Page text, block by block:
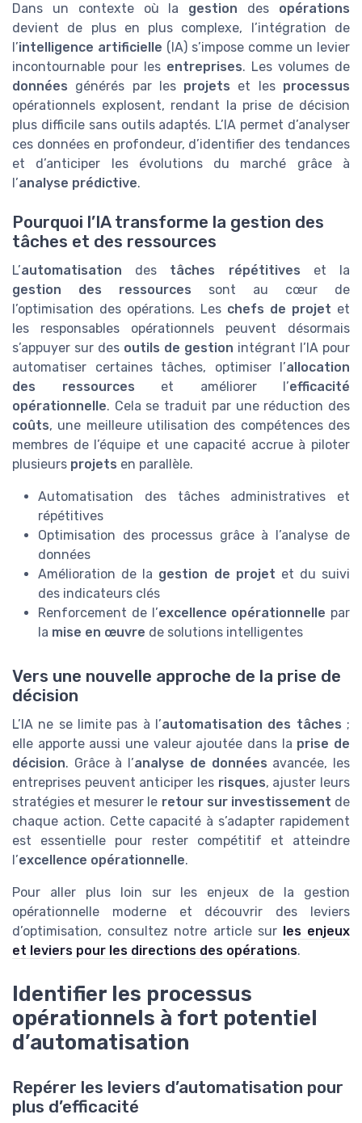
Dans un contexte où la gestion des opérations
devient de plus en plus complexe, l’intégration de
l’intelligence artificielle (IA) s’impose comme un levier
incontournable pour les entreprises. Les volumes de
données générés par les projets et les processus
opérationnels explosent, rendant la prise de décision
plus difficile sans outils adaptés. L’IA permet d’analyser
ces données en profondeur, d’identifier des tendances
et d’anticiper les évolutions du marché grâce à
l’analyse prédictive.
Pourquoi l’IA transforme la gestion des
tâches et des ressources
L’automatisation des tâches répétitives et la
gestion des ressources sont au cœur de
l’optimisation des opérations. Les chefs de projet et
les responsables opérationnels peuvent désormais
s’appuyer sur des outils de gestion intégrant l’IA pour
automatiser certaines tâches, optimiser l’allocation
des ressources et améliorer l’efficacité
opérationnelle. Cela se traduit par une réduction des
coûts, une meilleure utilisation des compétences des
membres de l’équipe et une capacité accrue à piloter
plusieurs projets en parallèle.
Automatisation des tâches administratives et
répétitives
Optimisation des processus grâce à l’analyse de
données
Amélioration de la gestion de projet et du suivi
des indicateurs clés
Renforcement de l’excellence opérationnelle par
la mise en œuvre de solutions intelligentes
Vers une nouvelle approche de la prise de
décision
L’IA ne se limite pas à l’automatisation des tâches ;
elle apporte aussi une valeur ajoutée dans la prise de
décision. Grâce à l’analyse de données avancée, les
entreprises peuvent anticiper les risques, ajuster leurs
stratégies et mesurer le retour sur investissement de
chaque action. Cette capacité à s’adapter rapidement
est essentielle pour rester compétitif et atteindre
l’excellence opérationnelle.
Pour aller plus loin sur les enjeux de la gestion
opérationnelle moderne et découvrir des leviers
d’optimisation, consultez notre article sur les enjeux
et leviers pour les directions des opérations.
Identifier les processus
opérationnels à fort potentiel
d’automatisation
Repérer les leviers d’automatisation pour
plus d’efficacité